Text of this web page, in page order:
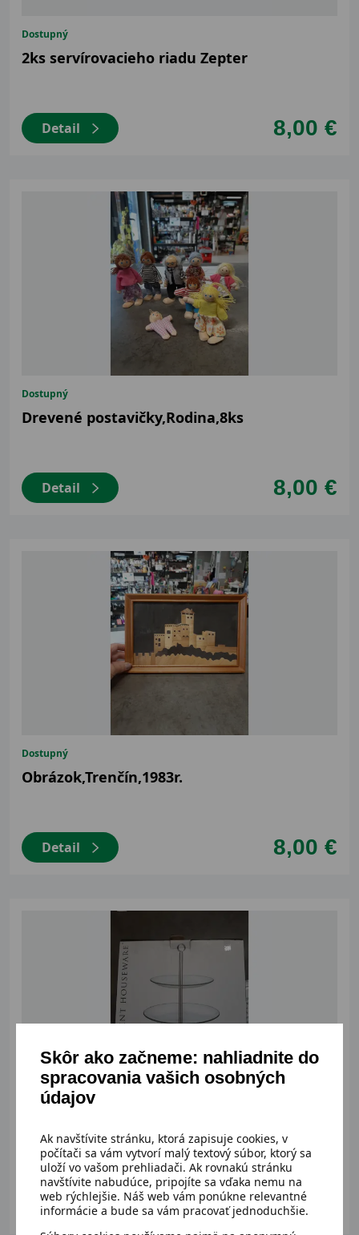
Dostupný
2ks servírovacieho riadu Zepter
Detail 8,00 €
Dostupný
Drevené postavičky,Rodina,8ks
Detail 8,00 €
Dostupný
Obrázok,Trenčín,1983r.
Detail 8,00 €
Sklenený etažér,3 poschodový
Detail 8,00 €
Skôr ako začneme: nahliadnite do
spracovania vašich osobných
údajov
Ak navštívite stránku, ktorá zapisuje cookies, v
počítači sa vám vytvorí malý textový súbor, ktorý sa
uloží vo vašom prehliadači. Ak rovnakú stránku
navštívite nabudúce, pripojíte sa vďaka nemu na
web rýchlejšie. Náš web vám ponúkne relevantné
informácie a bude sa vám pracovať jednoduchšie.